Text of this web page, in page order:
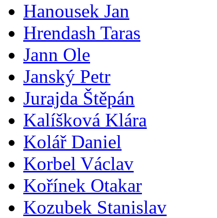
Hanousek Jan
Hrendash Taras
Jann Ole
Janský Petr
Jurajda Štěpán
Kalíšková Klára
Kolář Daniel
Korbel Václav
Kořínek Otakar
Kozubek Stanislav